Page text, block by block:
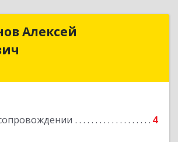
Алексей
4
ИП Смирнов Алексей